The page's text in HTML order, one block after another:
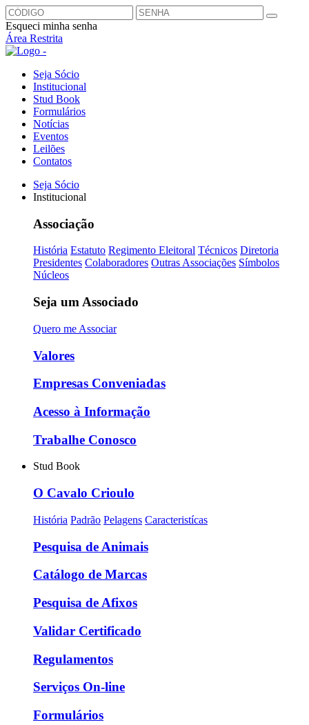
Esqueci minha senha
Área Restrita
Seja Sócio
Institucional
Stud Book
Formulários
Notícias
Eventos
Leilões
Contatos
Seja Sócio
Institucional
Associação
História Estatuto Regimento Eleitoral Técnicos Diretoria
Presidentes Colaboradores Outras Associações Símbolos
Núcleos
Seja um Associado
Quero me Associar
Valores
Empresas Conveniadas
Acesso à Informação
Trabalhe Conosco
Stud Book
O Cavalo Crioulo
História Padrão Pelagens Caracteristícas
Pesquisa de Animais
Catálogo de Marcas
Pesquisa de Afixos
Validar Certificado
Regulamentos
Serviços On-line
Formulários